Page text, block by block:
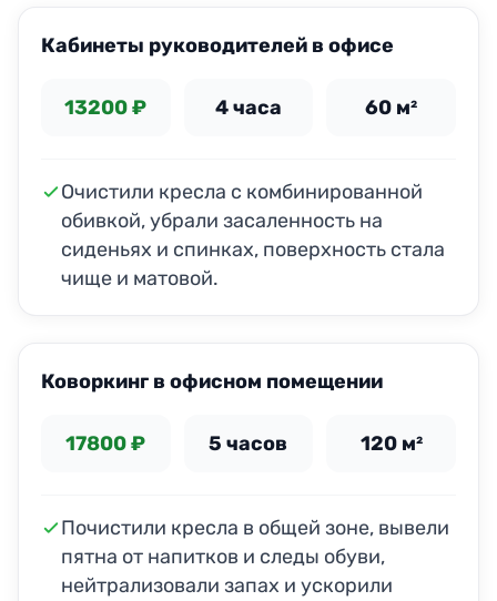
Кабинеты руководителей в офисе
13200 ₽ 4 часа 60 м²
Очистили кресла с комбинированной
обивкой, убрали засаленность на
сиденьях и спинках, поверхность стала
чище и матовой.
Коворкинг в офисном помещении
17800 ₽ 5 часов 120 м²
Почистили кресла в общей зоне, вывели
пятна от напитков и следы обуви,
нейтрализовали запах и ускорили